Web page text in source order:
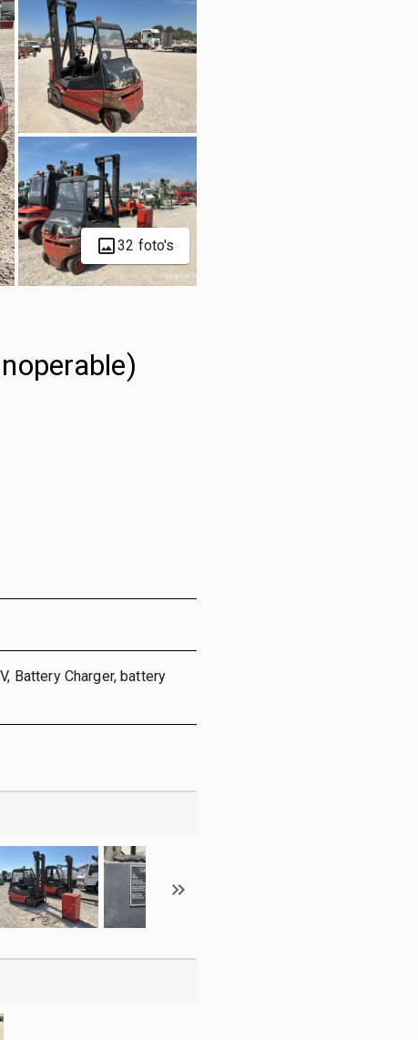
32 foto's
Battery Charger, battery